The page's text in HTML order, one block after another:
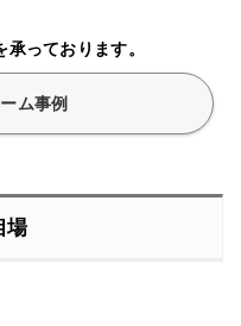
っております。
ム事例
場